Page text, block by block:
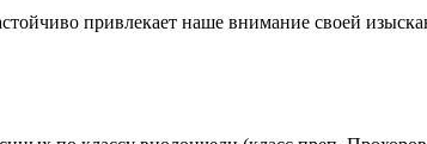
привлекает наше внимание своей